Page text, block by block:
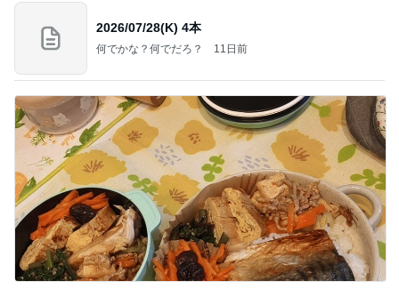
2026/07/28(K) 4本
何でかな？何でだろ？ 11日前